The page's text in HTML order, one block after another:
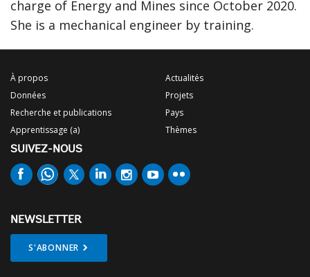
charge of Energy and Mines since October 2020.
She is a mechanical engineer by training.
À propos
Données
Recherche et publications
Apprentissage (a)
Actualités
Projets
Pays
Thèmes
SUIVEZ-NOUS
NEWSLETTER
S'ABONNER